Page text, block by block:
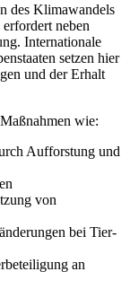
des Klimawandels
neben
Internationale
setzen hier
und der Erhalt
wie:
Aufforstung und
von
bei Tier-
an